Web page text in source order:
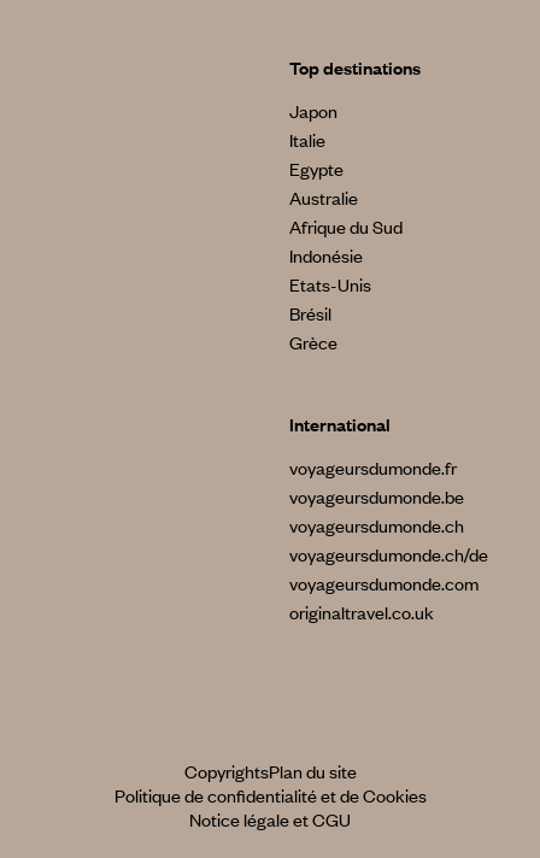
Top destinations
Japon
Italie
Egypte
Australie
Afrique du Sud
Indonésie
Etats-Unis
Brésil
Grèce
International
voyageursdumonde.fr
voyageursdumonde.be
voyageursdumonde.ch
voyageursdumonde.ch/de
voyageursdumonde.com
originaltravel.co.uk
CopyrightsPlan du site
Politique de confidentialité et de Cookies
Notice légale et CGU